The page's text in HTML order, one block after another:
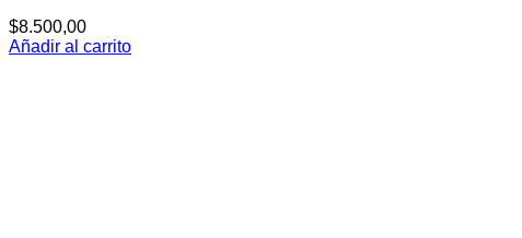
$8.500,00
Añadir al carrito